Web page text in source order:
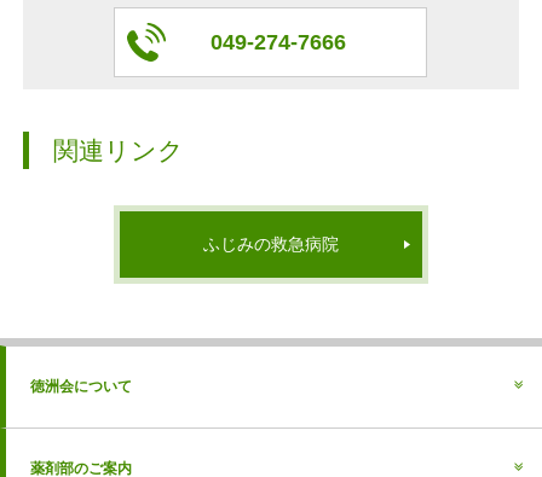
049-274-7666
関連リンク
ふじみの救急病院
徳洲会について
薬剤部のご案内